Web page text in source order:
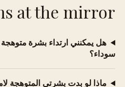
at the mirror.
هل يمكنني ارتداء بشرة
سوداء؟
ماذا لو بدت بشرتي المتوهجة